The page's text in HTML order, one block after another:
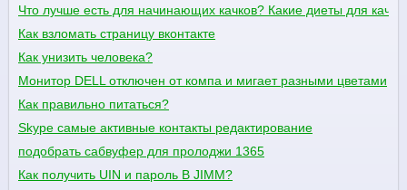
Что лучше есть для начинающих качков? Какие диеты для
Как взломать страницу вконтакте
Как унизить человека?
Монитор DELL отключен от компа и мигает разными цветами
Как правильно питаться?
Skype самые активные контакты редактирование
подобрать сабвуфер для пролоджи 1365
Как получить UIN и пароль В JIMM?